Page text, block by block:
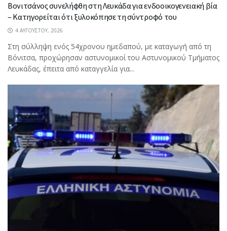
Βονιτσάνος συνελήφθη στη Λευκάδα για ενδοοικογενειακή βία
– Κατηγορείται ότι ξυλοκόπησε τη σύντροφό του
4 ΑΥΓΟΎΣΤΟΥ, 2026
Στη σύλληψη ενός 54χρονου ημεδαπού, με καταγωγή από τη
Βόνιτσα, προχώρησαν αστυνομικοί του Αστυνομικού Τμήματος
Λευκάδας, έπειτα από καταγγελία για...